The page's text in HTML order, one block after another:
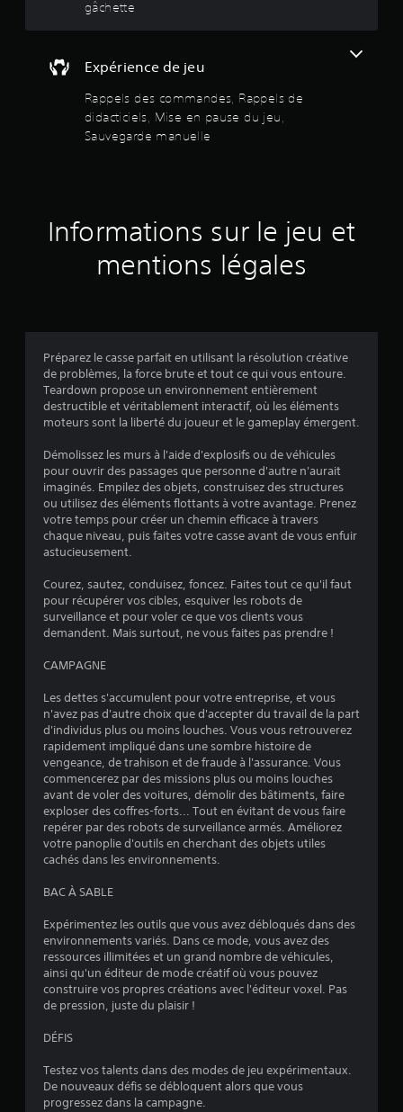
gâchette
u
j
s
n
s
u
e
o
m
a
n
d
e
d
e
d
é
t
e
c
i
o
n
d
e
m
u
v
e
m
e
n
t
s
.
o
a
b
l
e
s
c
o
Expérience de jeu
Rappels des commandes, Rappels de
didacticiels, Mise en pause du jeu,
Sauvegarde manuelle
e
s
o
i
n
t
s
d
v
e
a
m
a
n
u
e
l
q
u
i
v
o
u
s
e
r
m
e
t
o
n
t
d
e
r
e
p
r
e
n
r
l
e
j
e
u
l
v
o
u
Informations sur le jeu et
mentions légales
Préparez le casse parfait en utilisant la résolution créative
de problèmes, la force brute et tout ce qui vous entoure.
Teardown propose un environnement entièrement
destructible et véritablement interactif, où les éléments
moteurs sont la liberté du joueur et le gameplay émergent.
Démolissez les murs à l'aide d'explosifs ou de véhicules
pour ouvrir des passages que personne d'autre n'aurait
imaginés. Empilez des objets, construisez des structures
ou utilisez des éléments flottants à votre avantage. Prenez
votre temps pour créer un chemin efficace à travers
chaque niveau, puis faites votre casse avant de vous enfuir
astucieusement.
Courez, sautez, conduisez, foncez. Faites tout ce qu'il faut
pour récupérer vos cibles, esquiver les robots de
surveillance et pour voler ce que vos clients vous
demandent. Mais surtout, ne vous faites pas prendre !
CAMPAGNE
Les dettes s'accumulent pour votre entreprise, et vous
n'avez pas d'autre choix que d'accepter du travail de la part
d'individus plus ou moins louches. Vous vous retrouverez
rapidement impliqué dans une sombre histoire de
vengeance, de trahison et de fraude à l'assurance. Vous
commencerez par des missions plus ou moins louches
avant de voler des voitures, démolir des bâtiments, faire
exploser des coffres-forts... Tout en évitant de vous faire
repérer par des robots de surveillance armés. Améliorez
votre panoplie d'outils en cherchant des objets utiles
cachés dans les environnements.
BAC À SABLE
Expérimentez les outils que vous avez débloqués dans des
environnements variés. Dans ce mode, vous avez des
ressources illimitées et un grand nombre de véhicules,
ainsi qu'un éditeur de mode créatif où vous pouvez
construire vos propres créations avec l'éditeur voxel. Pas
de pression, juste du plaisir !
DÉFIS
Testez vos talents dans des modes de jeu expérimentaux.
De nouveaux défis se débloquent alors que vous
progressez dans la campagne.